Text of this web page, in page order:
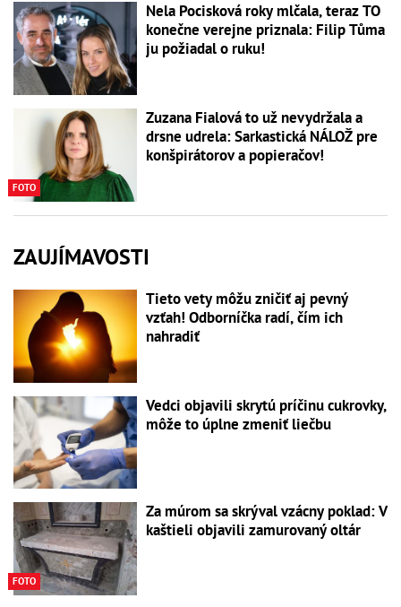
Nela Pocisková roky mlčala, teraz TO
konečne verejne priznala: Filip Tůma
ju požiadal o ruku!
FOTO
Zuzana Fialová to už nevydržala a
drsne udrela: Sarkastická NÁLOŽ pre
konšpirátorov a popieračov!
ZAUJÍMAVOSTI
Tieto vety môžu zničiť aj pevný
vzťah! Odborníčka radí, čím ich
nahradiť
Vedci objavili skrytú príčinu cukrovky,
môže to úplne zmeniť liečbu
FOTO
Za múrom sa skrýval vzácny poklad: V
kaštieli objavili zamurovaný oltár